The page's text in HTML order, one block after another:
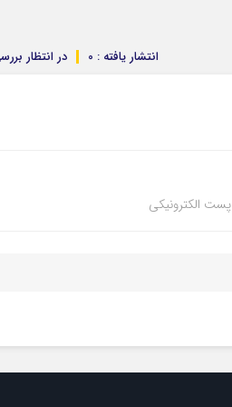
در انتظار انتشار یافته : 0
پست الکترونیکی